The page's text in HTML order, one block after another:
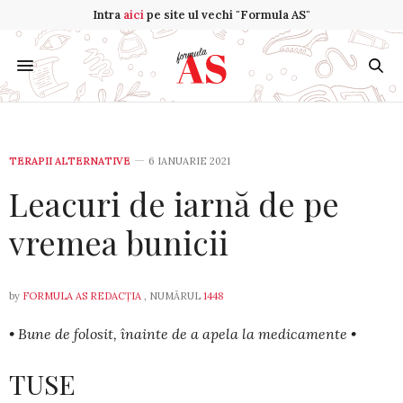
Intra aicipe site ul vechi "Formula AS"
TERAPII ALTERNATIVE 6 IANUARIE 2021
Leacuri de iarnă de pe
vremea bunicii
by FORMULA AS REDACȚIA , NUMĂRUL 1448
• Bune de folosit, înainte de a apela la medicamente •
TUSE